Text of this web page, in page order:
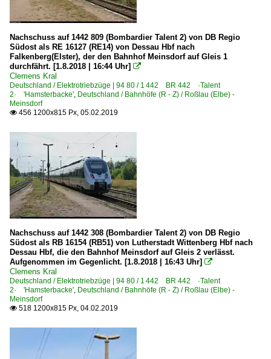
Nachschuss auf 1442 809 (Bombardier Talent 2) von DB Regio
Südost als RE 16127 (RE14) von Dessau Hbf nach
Falkenberg(Elster), der den Bahnhof Meinsdorf auf Gleis 1
durchfährt. [1.8.2018 | 16:44 Uhr] 
Clemens Kral
Deutschland / Elektrotriebzüge | 94 80 / 1 442 BR 442 ·Talent
2· 'Hamsterbacke' Deutschland / Bahnhöfe (R - Z) / Roßlau (Elbe) -
Meinsdorf
 456 1200x815 Px, 05.02.2019
Nachschuss auf 1442 308 (Bombardier Talent 2) von DB Regio
Südost als RB 16154 (RB51) von Lutherstadt Wittenberg Hbf nach
Dessau Hbf, die den Bahnhof Meinsdorf auf Gleis 2 verlässt.
Aufgenommen im Gegenlicht. [1.8.2018 | 16:43 Uhr] 
Clemens Kral
Deutschland / Elektrotriebzüge | 94 80 / 1 442 BR 442 ·Talent
2· 'Hamsterbacke' Deutschland / Bahnhöfe (R - Z) / Roßlau (Elbe) -
Meinsdorf
 518 1200x815 Px, 04.02.2019